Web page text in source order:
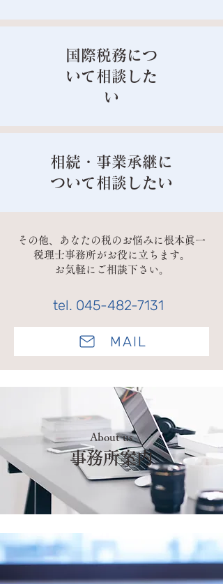
国際税務につ
いて相談した
い
相続・事業承継に
ついて相談したい
その他、あなたの税のお悩みに根本眞一
税理士事務所がお役に立ちます。
​お気軽にご相談下さい。
tel. 045-482-7131
MAIL
About us
事務所案内